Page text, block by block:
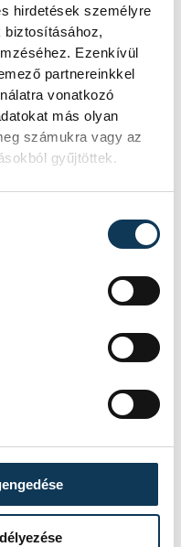
hirdetések személyre
biztosításához,
Ezenkívül
partnereinkkel
vonatkozó
más olyan
számukra vagy az
gyűjtöttek.
válna sok olyan
hittek. Vagyis,
A költő
ágban
a világ változik,
hunyhatunk